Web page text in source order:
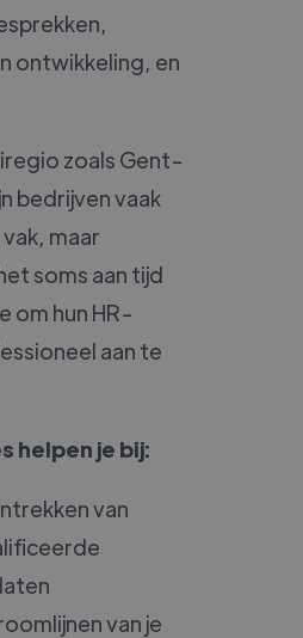
ontwikkeling, en
zoals Gent-
bedrijven vaak
maar
soms aan tijd
om hun HR-
aan te
helpen je bij:
van
van je